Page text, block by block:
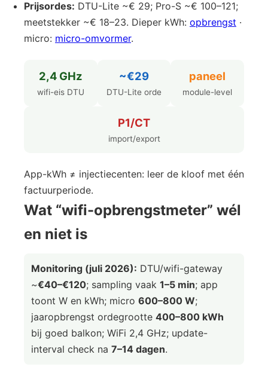
Prijsordes: DTU-Lite ~€ 29; Pro-S ~€ 100–121;
meetstekker ~€ 18–23. Dieper kWh: opbrengst ·
micro: micro-omvormer.
2,4 GHz
wifi-eis DTU
~€29
DTU-Lite orde
paneel
module-level
P1/CT
import/export
App-kWh ≠ injectiecenten: leer de kloof met één
factuurperiode.
Wat “wifi-opbrengstmeter” wél
en niet is
Monitoring (juli 2026): DTU/wifi-gateway
~€40–€120; sampling vaak 1–5 min; app
toont W en kWh; micro 600–800 W;
jaaropbrengst ordegrootte 400–800 kWh
bij goed balkon; WiFi 2,4 GHz; update-
interval check na 7–14 dagen.